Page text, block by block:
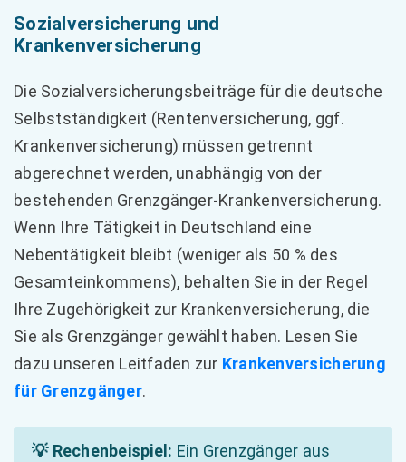
Sozialversicherung und
Krankenversicherung
Die Sozialversicherungsbeiträge für die deutsche
Selbstständigkeit (Rentenversicherung, ggf.
Krankenversicherung) müssen getrennt
abgerechnet werden, unabhängig von der
bestehenden Grenzgänger-Krankenversicherung.
Wenn Ihre Tätigkeit in Deutschland eine
Nebentätigkeit bleibt (weniger als 50 % des
Gesamteinkommens), behalten Sie in der Regel
Ihre Zugehörigkeit zur Krankenversicherung, die
Sie als Grenzgänger gewählt haben. Lesen Sie
dazu unseren Leitfaden zur Krankenversicherung
für Grenzgänger.
💡 Rechenbeispiel: Ein Grenzgänger aus